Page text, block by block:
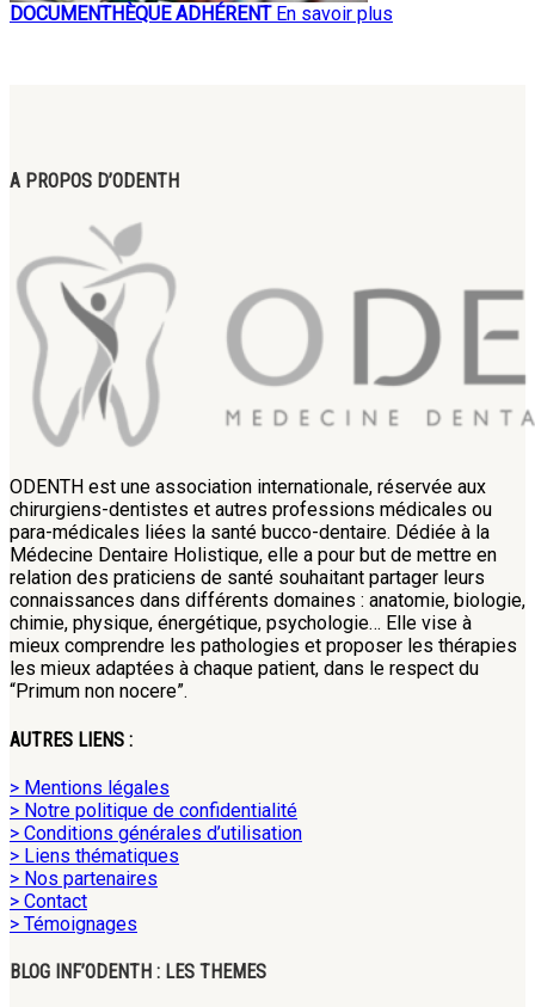
DOCUMENTHÈQUE ADHÉRENT En savoir plus
A PROPOS D’ODENTH
ODENTH est une association internationale, réservée aux
chirurgiens-dentistes et autres professions médicales ou
para-médicales liées la santé bucco-dentaire. Dédiée à la
Médecine Dentaire Holistique, elle a pour but de mettre en
relation des praticiens de santé souhaitant partager leurs
connaissances dans différents domaines : anatomie, biologie,
chimie, physique, énergétique, psychologie… Elle vise à
mieux comprendre les pathologies et proposer les thérapies
les mieux adaptées à chaque patient, dans le respect du
“Primum non nocere”.
AUTRES LIENS :
> Mentions légales
> Notre politique de confidentialité
> Conditions générales d’utilisation
> Liens thématiques
> Nos partenaires
> Contact
> Témoignages
BLOG INF’ODENTH : LES THEMES